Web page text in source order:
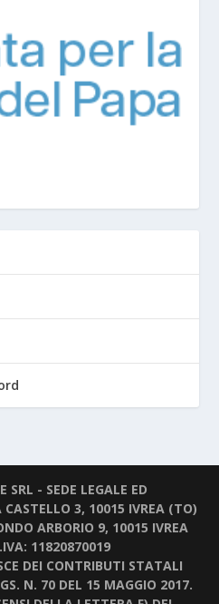
SRL - SEDE LEGALE ED
3, 10015 IVREA (TO)
ARBORIO 9, 10015 IVREA
11820870019
DEI CONTRIBUTI STATALI
N. 70 DEL 15 MAGGIO 2017.